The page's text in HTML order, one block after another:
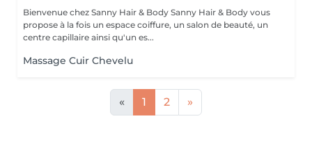
Bienvenue chez Sanny Hair & Body Sanny Hair & Body vous
propose à la fois un espace coiffure, un salon de beauté, un
centre capillaire ainsi qu'un es...
Massage Cuir Chevelu
« 1 2 »